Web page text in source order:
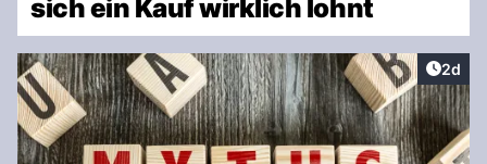
sich ein Kauf wirklich lohnt
2d